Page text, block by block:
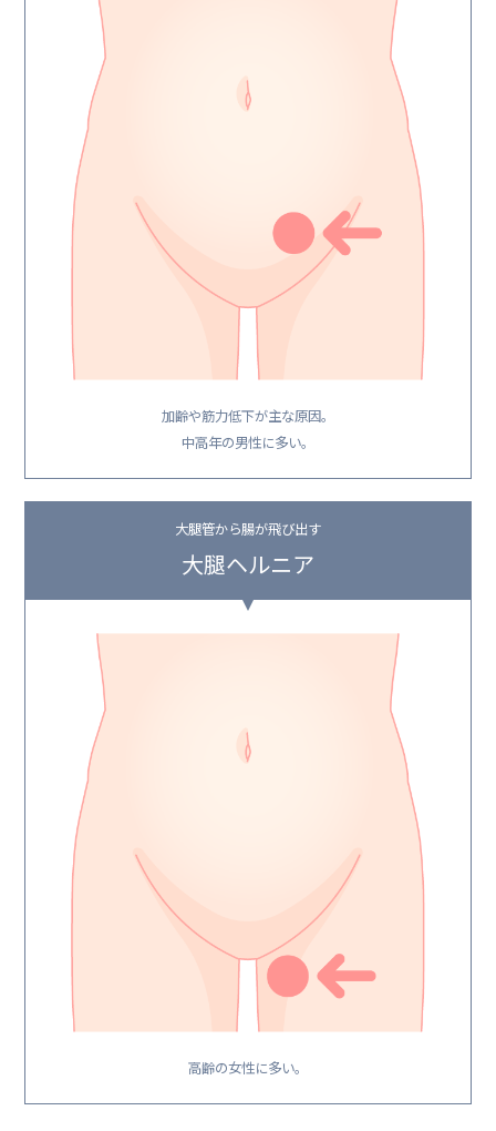
加齢や筋力低下が主な原因。
中高年の男性に多い。
大腿管から腸が飛び出す
大腿ヘルニア
高齢の女性に多い。